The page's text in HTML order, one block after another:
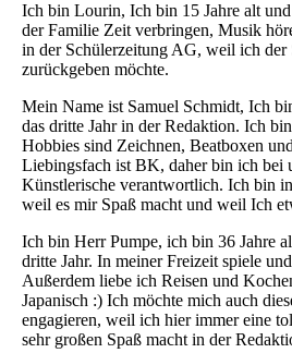
Ich bin Lourin, Ich bin 15 Jahre alt
der Familie Zeit verbringen, Musik
in der Schülerzeitung AG, weil ich der
zurückgeben möchte.
Mein Name ist Samuel Schmidt, Ich
das dritte Jahr in der Redaktion. Ich
Hobbies sind Zeichnen, Beatboxen
Liebingsfach ist BK, daher bin ich bei
Künstlerische verantwortlich. Ich bin
weil es mir Spaß macht und weil Ich
Ich bin Herr Pumpe, ich bin 36 Jahre
dritte Jahr. In meiner Freizeit spiele
Außerdem liebe ich Reisen und
Japanisch :) Ich möchte mich auch
engagieren, weil ich hier immer eine
sehr großen Spaß macht in der